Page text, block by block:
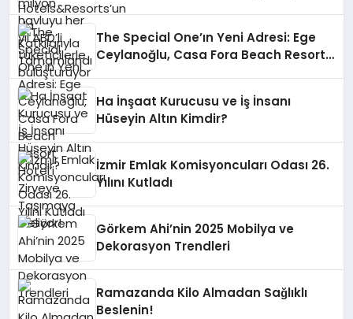
The Special One’ın Yeni Adresi: Ege
Ceylanoğlu, Casa Fora Beach Resort
Ha İnşaat Kurucusu ve İş İnsanı
Hüseyin Altın Kimdir?
İzmir Emlak Komisyoncuları Odası 26.
Yılını Kutladı
Görkem Ahi’nin 2025 Mobilya ve
Dekorasyon Trendleri
Ramazanda Kilo Almadan Sağlıklı
Beslenin!